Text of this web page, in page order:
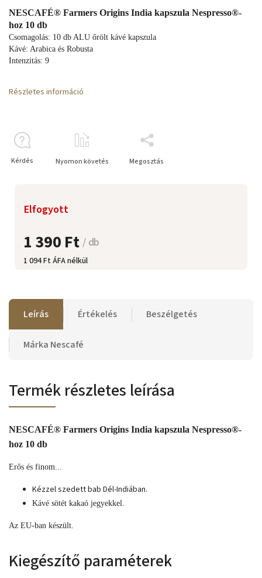
1 390 Ft/ db
1 094 Ft ÁFA nélkül
Elfogyott
NESCAFÉ® Farmers Origins India kapszula Nespresso®-
hoz 10 db
Csomagolás: 10 db ALU őrölt kávé kapszula
Kávé: Arabica és Robusta
Intenzitás: 9
Részletes információ
Kérdés Nyomon követés Megosztás
Leírás Értékelés Beszélgetés
Márka Nescafé
Termék részletes leírása
NESCAFÉ® Farmers Origins India kapszula Nespresso®-
hoz 10 db
Erős és finom...
Kézzel szedett bab Dél-Indiában.
Kávé sötét kakaó jegyekkel.
Az EU-ban készült.
Kiegészítő paraméterek